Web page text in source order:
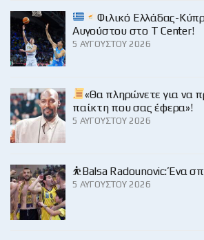
Φιλικό Ελλάδας-
Αυγούστου στο Τ Center!
5 ΑΥΓΟΎΣΤΟΥ 2026
«Θα πληρώνετε για να
παίκτη που σας έφερα»!
5 ΑΥΓΟΎΣΤΟΥ 2026
⛹️Balsa Radounovic: Ένα
5 ΑΥΓΟΎΣΤΟΥ 2026